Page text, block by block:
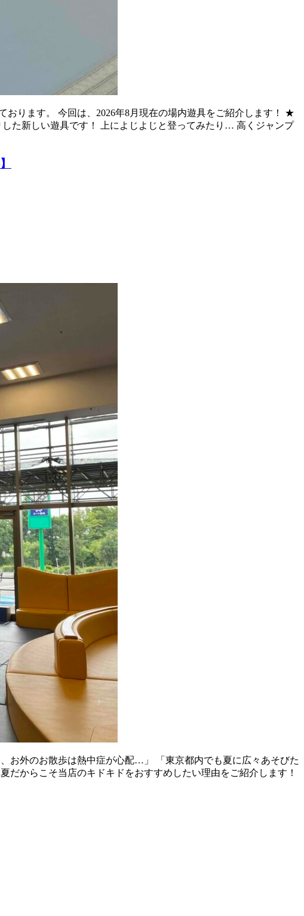
ります。 今回は、2026年8月現在の場内遊具をご紹介します！ ★
た新しい遊具です！ 上によじよじと登ってみたり… 高くジャンプ
お外のお散歩は熱中症が心配…」 「東京都内でも夏に広々あそびた
からこそ当店のキドキドをおすすめしたい理由をご紹介します！